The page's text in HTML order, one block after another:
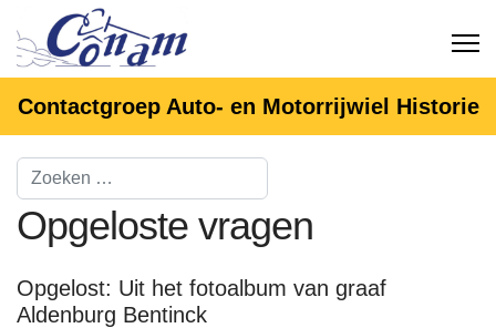
Contactgroep Auto- en Motorrijwiel Historie
Opgeloste vragen
Opgelost: Uit het fotoalbum van graaf
Aldenburg Bentinck